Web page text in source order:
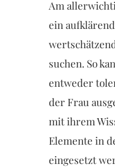
Am
ein
suchen. So
entweder
der Frau
mit ihrem
Elemente in
eingesetzt